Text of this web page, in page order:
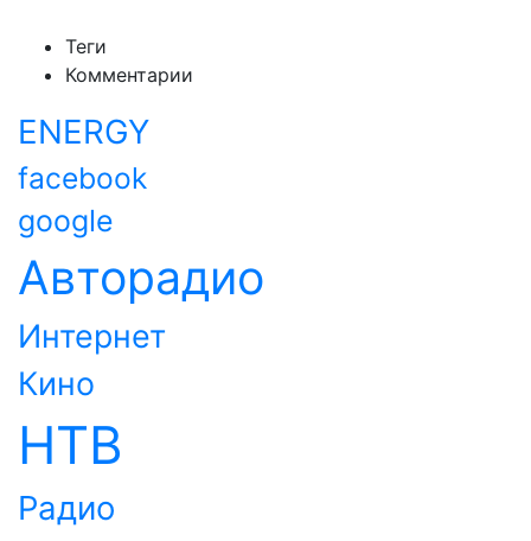
Теги
Комментарии
ENERGY
facebook
google
Авторадио
Интернет
Кино
НТВ
Радио